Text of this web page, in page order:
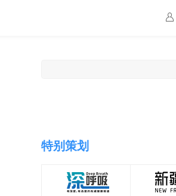
特别策划